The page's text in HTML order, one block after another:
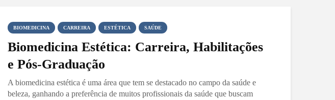
BIOMEDICINA CARREIRA ESTÉTICA SAÚDE
Biomedicina Estética: Carreira, Habilitações
e Pós-Graduação
A biomedicina estética é uma área que tem se destacado no campo da saúde e
beleza, ganhando a preferência de muitos profissionais da saúde que buscam